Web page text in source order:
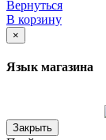
Вернуться
В корзину
×
Язык магазина
Закрыть